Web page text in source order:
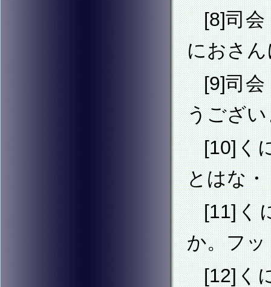
[8]司
におさん
[9]司
うござ
[10]く
とはな・
[11]く
か。フ
[12]く